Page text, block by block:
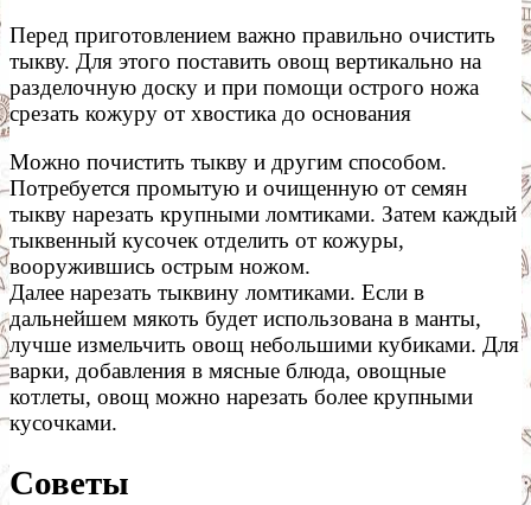
Перед приготовлением важно правильно очистить
тыкву. Для этого поставить овощ вертикально на
разделочную доску и при помощи острого ножа
срезать кожуру от хвостика до основания
Можно почистить тыкву и другим способом.
Потребуется промытую и очищенную от семян
тыкву нарезать крупными ломтиками. Затем каждый
тыквенный кусочек отделить от кожуры,
вооружившись острым ножом.
Далее нарезать тыквину ломтиками. Если в
дальнейшем мякоть будет использована в манты,
лучше измельчить овощ небольшими кубиками. Для
варки, добавления в мясные блюда, овощные
котлеты, овощ можно нарезать более крупными
кусочками.
Советы